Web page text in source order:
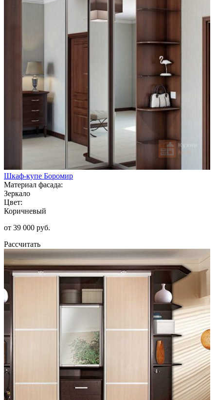
Шкаф-купе Боромир
Материал фасада:
Зеркало
Цвет:
Коричневый
от 39 000 руб.
Рассчитать